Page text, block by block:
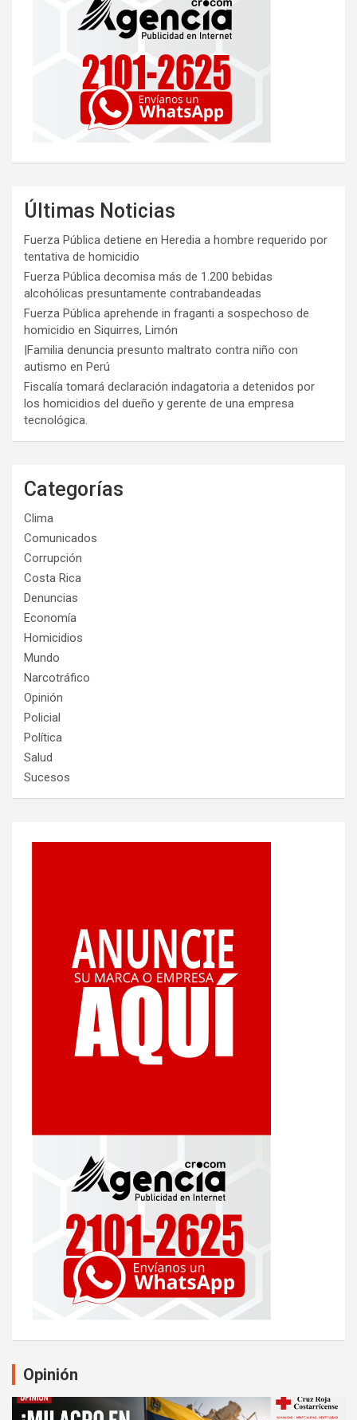
Últimas Noticias
Fuerza Pública detiene en Heredia a hombre requerido por
tentativa de homicidio
Fuerza Pública decomisa más de 1.200 bebidas
alcohólicas presuntamente contrabandeadas
Fuerza Pública aprehende in fraganti a sospechoso de
homicidio en Siquirres, Limón
|Familia denuncia presunto maltrato contra niño con
autismo en Perú
Fiscalía tomará declaración indagatoria a detenidos por
los homicidios del dueño y gerente de una empresa
tecnológica.
Categorías
Clima
Comunicados
Corrupción
Costa Rica
Denuncias
Economía
Homicidios
Mundo
Narcotráfico
Opinión
Policial
Política
Salud
Sucesos
Opinión